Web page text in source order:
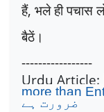
हैं, भले ही पचास
बैठें।
-----------------
Urdu Article:
more than
ضرورت ہے